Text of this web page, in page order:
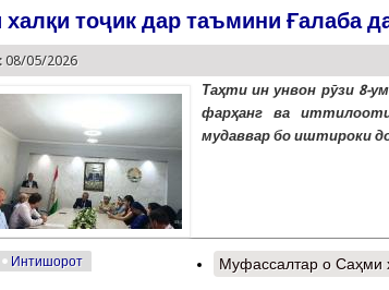
тоҷик дар таъмини Ғалаба
08/05/2026
Таҳти ин унвон рӯзи 8-
фарҳанг ва
мудаввар бо иштироки
Интишорот Муфассалтар о Саҳми